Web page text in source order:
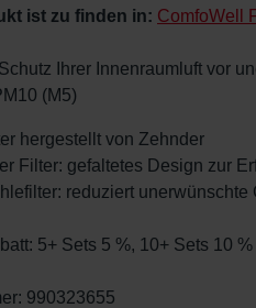
ist zu finden in: ComfoWell
Ihrer Innenraumluft vor
(M5)
hergestellt von Zehnder
Filter: gefaltetes Design zur
reduziert unerwünschte
5+ Sets 5 %, 10+ Sets 10 %
990323655